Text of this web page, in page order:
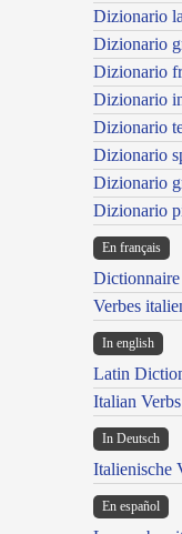
Dizionario
Dizionario
Dizionario
Dizionario
Dizionario
Dizionario
Dizionario
Dizionario
En français
Verbes
In english
Latin
Italian Verbs
In Deutsch
Italienische
En español